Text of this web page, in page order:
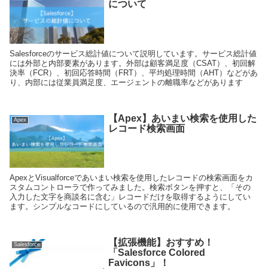
について
Salesforceのサービス総計値について説明しています。サービス総計値
には外部と内部要素があります。外部は顧客満足度（CSAT）、初回解
決率（FCR）、初回応答時間（FRT）、平均処理時間（AHT）などがあ
り、内部には従業員満足度、エージェントの離職率などがあります
Apex
【Apex】あいまい検索を使用した
レコード検索画面
ApexとVisualforceであいまい検索を使用したレコードの検索画面をカ
スタムコントローラで作ってみました。検索ボタンを押すと、「その
入力した文字を商談名に含む」レコードだけを取得するようにしてい
ます。シンプルなコードにしているので汎用的に使用できます。
Salesforce
【拡張機能】おすすめ！
「Salesforce Colored
Favicons」！